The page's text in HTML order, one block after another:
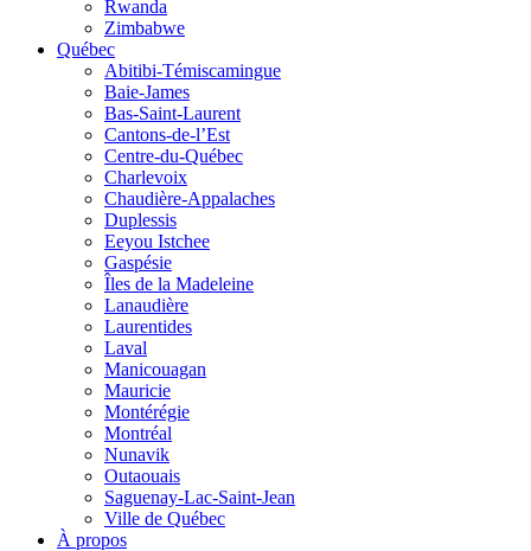
Rwanda
Zimbabwe
Québec
Abitibi-Témiscamingue
Baie-James
Bas-Saint-Laurent
Cantons-de-l’Est
Centre-du-Québec
Charlevoix
Chaudière-Appalaches
Duplessis
Eeyou Istchee
Gaspésie
Îles de la Madeleine
Lanaudière
Laurentides
Laval
Manicouagan
Mauricie
Montérégie
Montréal
Nunavik
Outaouais
Saguenay-Lac-Saint-Jean
Ville de Québec
À propos